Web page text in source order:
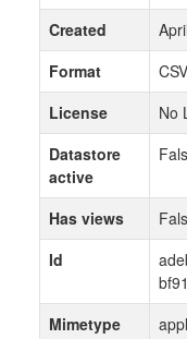
Created
Format
CSV
License
No
Datastore
active
Has views
Id
Mimetype